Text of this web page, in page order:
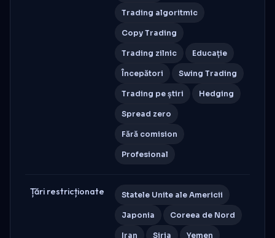
Trading algoritmic
Copy Trading
Trading zilnic Educație
Începători Swing Trading
Trading pe știri Hedging
Spread zero
Fără comision
Profesional
Țări restricționate Statele Unite ale Americii
Japonia Coreea de Nord
Iran Siria Yemen